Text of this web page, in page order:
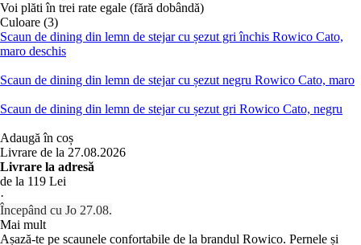
Voi plăti în trei rate egale (fără dobândă)
Culoare (3)
Scaun de dining din lemn de stejar cu șezut gri închis Rowico Cato,
maro deschis
Scaun de dining din lemn de stejar cu șezut negru Rowico Cato, maro
Scaun de dining din lemn de stejar cu șezut gri Rowico Cato, negru
Adaugă în coș
Livrare de la 27.08.2026
Livrare la adresă
de la 119 Lei
·
Începând cu Jo 27.08.
Mai mult
Așază-te pe scaunele confortabile de la brandul Rowico. Pernele și